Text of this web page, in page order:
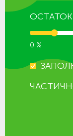
ОСТАТОК
0 %